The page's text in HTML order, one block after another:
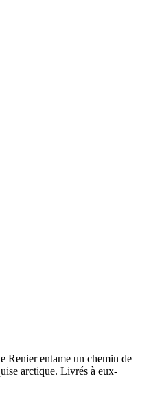
Renier entame un chemin de
arctique. Livrés à eux-